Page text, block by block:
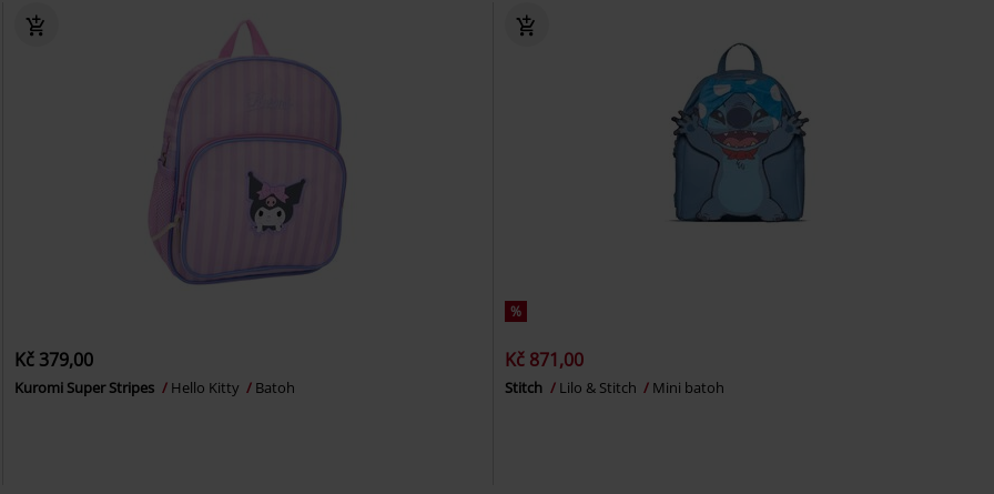
Kč 379,00
Kuromi Super Stripes Hello Kitty Batoh
%
Kč 871,00
Stitch Lilo & Stitch Mini batoh